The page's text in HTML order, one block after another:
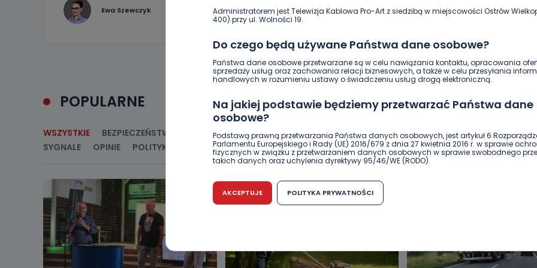
Administratorem jest Telewizja Kablowa Pro-Art z siedzibą w miejscowości Ostrów
400) przy ul. Wolności 19.
Do czego będą używane Państwa dane osobowe?
Państwa dane osobowe przetwarzane są w celu nawiązania kontaktu, opracowania
sprzedaży usług oraz zachowania relacji biznesowych, a także w celu przesyłania
handlowych w rozumieniu ustawy o świadczeniu usług drogą elektroniczną.
Na jakiej podstawie będziemy przetwarzać Państwa dane
osobowe?
Podstawą prawną przetwarzania Państwa danych osobowych, jest artykuł 6
Parlamentu Europejskiego i Rady (UE) 2016/679 z dnia 27 kwietnia 2016 r. w sprawie
fizycznych w związku z przetwarzaniem danych osobowych w sprawie swobodnego
takich danych oraz uchylenia dyrektywy 95/46/WE (RODO).
Czy jest możliwość cofnięcia zgody?
Podanie danych osobowych jest dobrowolne, nie jest wymogiem ustawowym lub
Kiedy i komu możemy przekazać Państwa dane?
AKCEPTUJE POLITYKA PRYWATNOŚCI
Ewa Szewczyk 11
POPULARNE
WSZYSTKIE BEZPIECZEŃSTWO CIEKAWOSTKI EDUKACJA GOSPODARKA I FINANSE HISTORIA
SYGNALE
OPINIE POLITYKA RELIGIA SAMORZĄD ŚRODOWISKO WASZE INFO WSZYSTKICH ŚWIĘTYCH